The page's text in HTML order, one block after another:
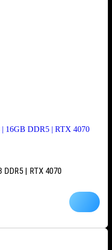
DDR5 | RTX 4070